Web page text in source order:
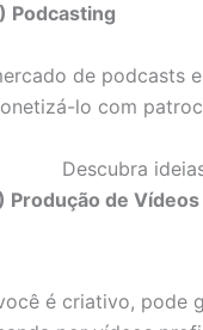
Podcasting
de podcasts
lo com
Descubra
Produção de Vídeos
é criativo, pode